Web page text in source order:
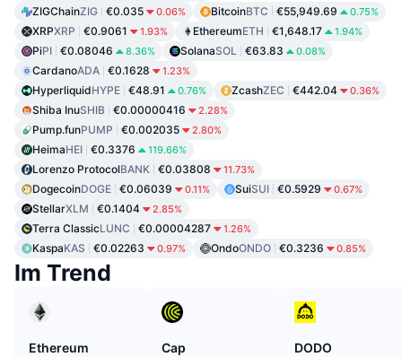
ZIGChainZIG €0.035 0.06% BitcoinBTC €55,949.69 0.75%
XRPXRP €0.9061 1.93% EthereumETH €1,648.17 1.94%
PiPI €0.08046 8.36% SolanaSOL €63.83 0.08%
CardanoADA €0.1628 1.23%
HyperliquidHYPE €48.91 0.76% ZcashZEC €442.04 0.36%
Shiba InuSHIB €0.00000416 2.28%
Pump.funPUMP €0.002035 2.80%
HeimaHEI €0.3376 119.66%
Lorenzo ProtocolBANK €0.03808 11.73%
DogecoinDOGE €0.06039 0.11% SuiSUI €0.5929 0.67%
StellarXLM €0.1404 2.85%
Terra ClassicLUNC €0.00004287 1.26%
KaspaKAS €0.02263 0.97% OndoONDO €0.3236 0.85%
Im Trend
Ethereum
Cap
DODO